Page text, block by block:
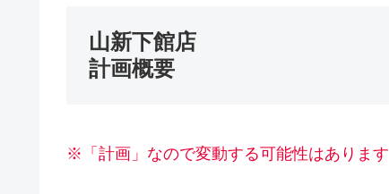
山新下館店
計画概要
※「計画」なので変動する可能性はあります